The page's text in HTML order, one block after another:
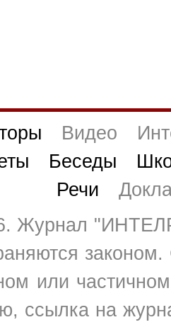
Видео
Беседы
Речи
Журнал
или
ссылка на